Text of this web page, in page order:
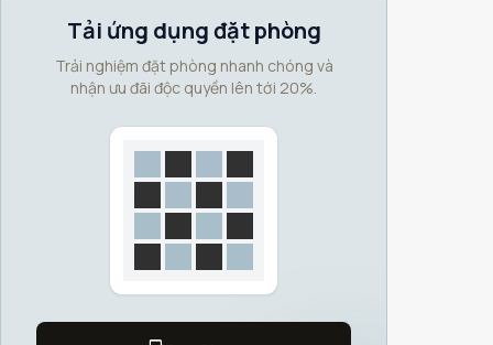
Tải ứng dụng đặt phòng
Trải nghiệm đặt phòng nhanh chóng và
nhận ưu đãi độc quyền lên tới 20%.